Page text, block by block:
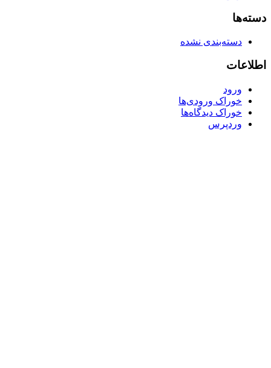
دسته‌ها
دسته‌بندی نشده
اطلاعات
ورود
خوراک ورودی‌ها
خوراک دیدگاه‌ها
وردپرس